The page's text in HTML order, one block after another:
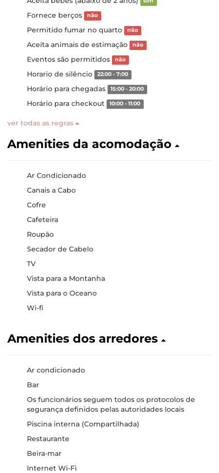
Fornece berços não
Permitido fumar no quarto não
Aceita animais de estimação não
Eventos são permitidos não
Horario de silêncio 22:00 - 7:00
Horário para chegadas 15:00 - 20:00
Horário para checkout 10:00 - 11:00
ver todas as regras
Amenities da acomodação
Ar Condicionado
Canais a Cabo
Cofre
Cafeteira
Roupão
Secador de Cabelo
TV
Vista para a Montanha
Vista para o Oceano
Wi-fi
Amenities dos arredores
Ar condicionado
Bar
Os funcionários seguem todos os protocolos de
segurança definidos pelas autoridades locais
Piscina interna (Compartilhada)
Restaurante
Beira-mar
Internet Wi-Fi